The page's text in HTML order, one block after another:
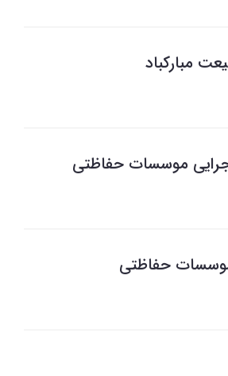
مبارکباد
موسسات حفاظتی
حفاظتی